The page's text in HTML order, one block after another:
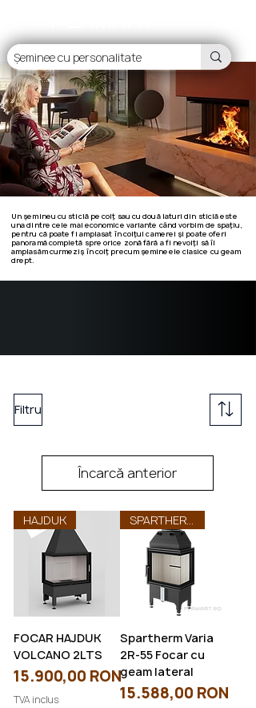
cu
Formă L
Un șemineu cu sticlă pe colț sau cu două laturi din sticlă este
una dintre cele mai economice variante când vorbim de spațiu,
pentru că poate fi amplasat în colțul camerei și poate oferi
panoramă completă spre orice zonă fără a fi nevoiți să îl
amplasăm curmeziș în colț precum șemineele clasice cu geam
drept.
Filtru
Încarcă anterior
HAJDUK
FOCAR HAJDUK
VOLCANO 2LTS
Preț
15.900,00 RON
TVA inclus
SPARTHERM
Spartherm Varia
2R-55 Focar cu
geam lateral
Preț
15.588,00 RON